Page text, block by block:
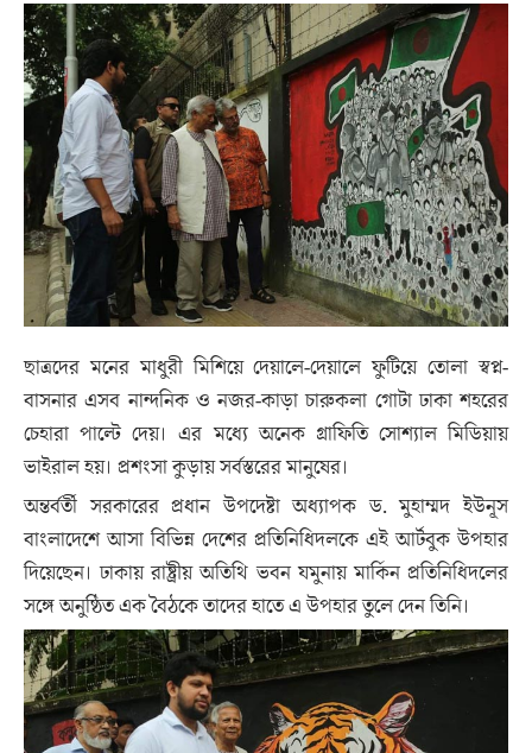
ছাত্রদের মনের মাধুরী মিশিয়ে দেয়ালে-দেয়ালে ফুটিয়ে তোলা স্বপ্ন-
বাসনার এসব নান্দনিক ও নজর-কাড়া চারুকলা গোটা ঢাকা শহরের
চেহারা পাল্টে দেয়। এর মধ্যে অনেক গ্রাফিতি সোশ্যাল মিডিয়ায়
ভাইরাল হয়। প্রশংসা কুড়ায় সর্বস্তরের মানুষের।
অন্তর্বর্তী সরকারের প্রধান উপদেষ্টা অধ্যাপক ড. মুহাম্মদ ইউনূস
বাংলাদেশে আসা বিভিন্ন দেশের প্রতিনিধিদলকে এই আর্টবুক উপহার
দিয়েছেন। ঢাকায় রাষ্ট্রীয় অতিথি ভবন যমুনায় মার্কিন প্রতিনিধিদলের
সঙ্গে অনুষ্ঠিত এক বৈঠকে তাদের হাতে এ উপহার তুলে দেন তিনি।